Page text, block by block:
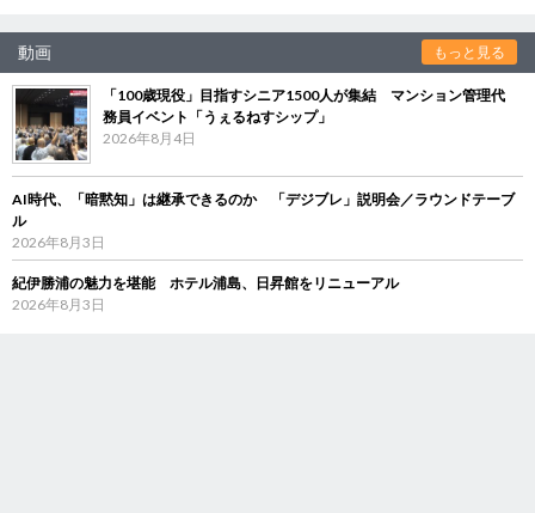
動画 もっと見る
「100歳現役」目指すシニア1500人が集結 マンション管理代
務員イベント「うぇるねすシップ」
2026年8月4日
AI時代、「暗黙知」は継承できるのか 「デジブレ」説明会／ラウンドテーブ
ル
2026年8月3日
紀伊勝浦の魅力を堪能 ホテル浦島、日昇館をリニューアル
2026年8月3日